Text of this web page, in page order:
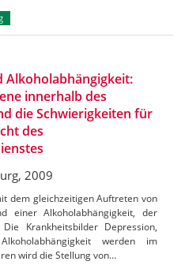
Alkoholabhängigkeit:
innerhalb des
die Schwierigkeiten für
des
2009
dem gleichzeitigen Auftreten von
einer Alkoholabhängigkeit, der
Krankheitsbilder Depression,
werden im
wird die Stellung von…